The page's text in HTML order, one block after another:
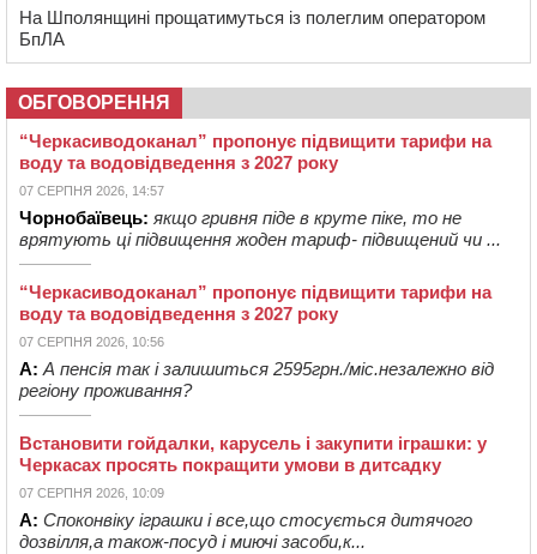
На Шполянщині прощатимуться із полеглим оператором
БпЛА
ОБГОВОРЕННЯ
“Черкасиводоканал” пропонує підвищити тарифи на
воду та водовідведення з 2027 року
07 СЕРПНЯ 2026, 14:57
Чорнобаївець: якщо гривня піде в круте піке, то не
врятують ці підвищення жоден тариф- підвищений чи ...
“Черкасиводоканал” пропонує підвищити тарифи на
воду та водовідведення з 2027 року
07 СЕРПНЯ 2026, 10:56
А: А пенсія так і залишиться 2595грн./міс.незалежно від
регіону проживання?
Встановити гойдалки, карусель і закупити іграшки: у
Черкасах просять покращити умови в дитсадку
07 СЕРПНЯ 2026, 10:09
А: Споконвіку іграшки і все,що стосується дитячого
дозвілля,а також-посуд і миючі засоби,к...